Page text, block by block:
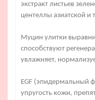
экстракт листьев
центеллы азиатской и
Муцин улитки
способствуют
увлажняет,
EGF (эпидермальный
упругость кожи,